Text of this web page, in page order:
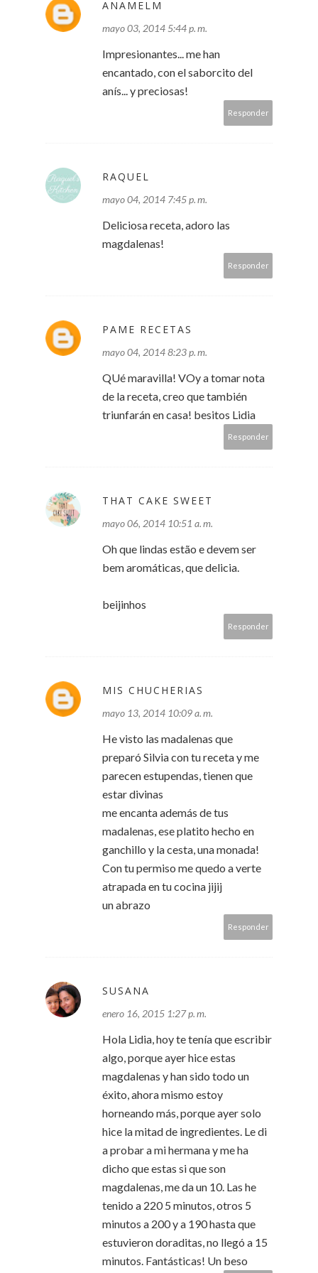
ANAMELM
mayo 03, 2014 5:44 p. m.
Impresionantes... me han
encantado, con el saborcito del
anís... y preciosas!
Responder
RAQUEL
mayo 04, 2014 7:45 p. m.
Deliciosa receta, adoro las
magdalenas!
Responder
PAME RECETAS
mayo 04, 2014 8:23 p. m.
QUé maravilla! VOy a tomar nota
de la receta, creo que también
triunfarán en casa! besitos Lidia
Responder
THAT CAKE SWEET
mayo 06, 2014 10:51 a. m.
Oh que lindas estão e devem ser
bem aromáticas, que delicia.
beijinhos
Responder
MIS CHUCHERIAS
mayo 13, 2014 10:09 a. m.
He visto las madalenas que
preparó Silvia con tu receta y me
parecen estupendas, tienen que
estar divinas
me encanta además de tus
madalenas, ese platito hecho en
ganchillo y la cesta, una monada!
Con tu permiso me quedo a verte
atrapada en tu cocina jijij
un abrazo
Responder
SUSANA
enero 16, 2015 1:27 p. m.
Hola Lidia, hoy te tenía que escribir
algo, porque ayer hice estas
magdalenas y han sido todo un
éxito, ahora mismo estoy
horneando más, porque ayer solo
hice la mitad de ingredientes. Le di
a probar a mi hermana y me ha
dicho que estas si que son
magdalenas, me da un 10. Las he
tenido a 220 5 minutos, otros 5
minutos a 200 y a 190 hasta que
estuvieron doraditas, no llegó a 15
minutos. Fantásticas! Un beso